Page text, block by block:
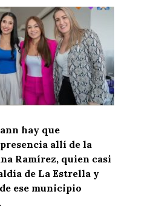
hay que
allí de la
Ramírez, quien casi
de La Estrella y
ese municipio